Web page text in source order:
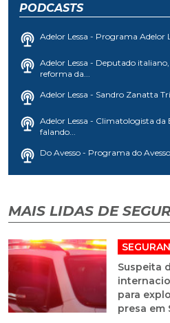
PODCASTS
Adelor Lessa - Programa Adelor
Adelor Lessa - Deputado
reforma da...
Adelor Lessa - Sandro Zanatta
Adelor Lessa - Climatologista da
falando...
Do Avesso - Programa do
MAIS LIDAS DE
Suspeita
para
presa em